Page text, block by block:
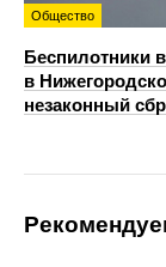
Общество
Беспилотники
в
незаконный